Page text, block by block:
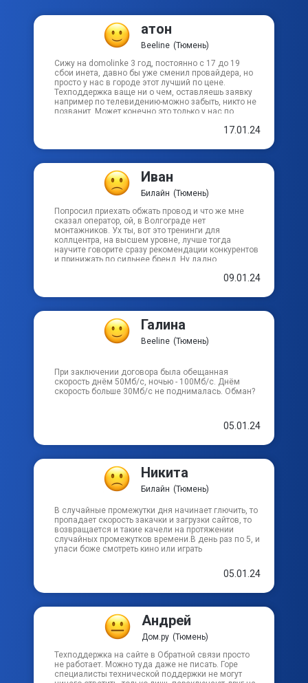
атон
Beeline (Тюмень)
Сижу на domolinke 3 год, постоянно с 17 до 19
сбои инета, давно бы уже сменил провайдера, но
просто у нас в городе этот лучший по цене.
Техподдержка ваще ни о чем, оставляешь заявку
например по телевидению-можно забыть, никто не
позванит. Может конечно это только у нас по
17.01.24
Иван
Билайн (Тюмень)
Попросил приехать обжать провод и что же мне
сказал оператор, ой, в Волгограде нет
монтажников. Ух ты, вот это тренинги для
коллцентра, на высшем уровне, лучше тогда
научите говорите сразу рекомендации конкурентов
и принижать по сильнее бренд. Ну ладно,
компании, из всего объяснения записала обжать
швы только наложили я ничего не могу кроме как
в дырочку сам засунишь? Нет? Ну тогда я пошёл.
Честно столько мата хочется написать про это
сервис, что слов нет. После этого мне начали
автодозвоном с этого коллцентр названивать двух
подряды эту шаражкину контору?
09.01.24
Галина
Beeline (Тюмень)
При заключении договора была обещанная
скорость днём 50Мб/с, ночью - 100Мб/с. Днём
скорость больше 30Мб/с не поднималась. Обман?
05.01.24
Никита
Билайн (Тюмень)
В случайные промежутки дня начинает глючить, то
пропадает скорость закачки и загрузки сайтов, то
возвращается и такие качели на протяжении
случайных промежутков времени.В день раз по 5, и
упаси боже смотреть кино или играть
05.01.24
Андрей
Дом.ру (Тюмень)
Техподдержка на сайте в Обратной связи просто
не работает. Можно туда даже не писать. Горе
специалисты технической поддержки не могут